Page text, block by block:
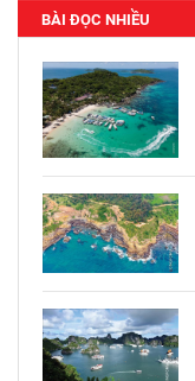
BÀI ĐỌC NHIỀU